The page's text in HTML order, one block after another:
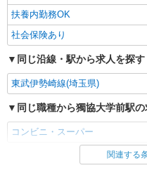
扶養内勤務OK
社会保険あり
同じ沿線・駅から求人を探す
東武伊勢崎線(埼玉県)
同じ職種から獨協大学前駅
コンビニ・スーパー
同じ雇用形態から獨協大学前
関連する